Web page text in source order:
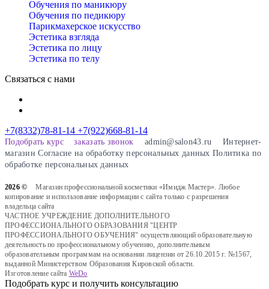
Обучения по маникюру
Обучения по педикюру
Парикмахерское искусство
Эстетика взгляда
Эстетика по лицу
Эстетика по телу
Связаться с нами
+7(8332)78-81-14 +7(922)668-81-14
Подобрать курс заказать звонок admin@salon43.ru
Интернет-
магазинCогласие на обработку персональных данныхПолитика по
обработке персональных данных
2026 ©
Магазин профессиональной косметики «Имидж Мастер». Любое
копирование и использование информации с сайта только с разрешения
владельца сайта
ЧАСТНОЕ УЧРЕЖДЕНИЕ ДОПОЛНИТЕЛЬНОГО
ПРОФЕССИОНАЛЬНОГО ОБРАЗОВАНИЯ "ЦЕНТР
ПРОФЕССИОНАЛЬНОГО ОБУЧЕНИЯ" осуществляющий образовательную
деятельность по профессиональному обучению, дополнительным
образовательным программам на основании лицензии от 26.10.2015 г. №1567,
выданной Министерством Образования Кировской области.
Изготовление сайта WeDo
Подобрать курс и получить консультацию